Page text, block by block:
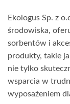
Ekologus Sp. z
środowiska,
sorbentów i
produkty, takie
nie tylko
wsparcia w
wyposażeniem